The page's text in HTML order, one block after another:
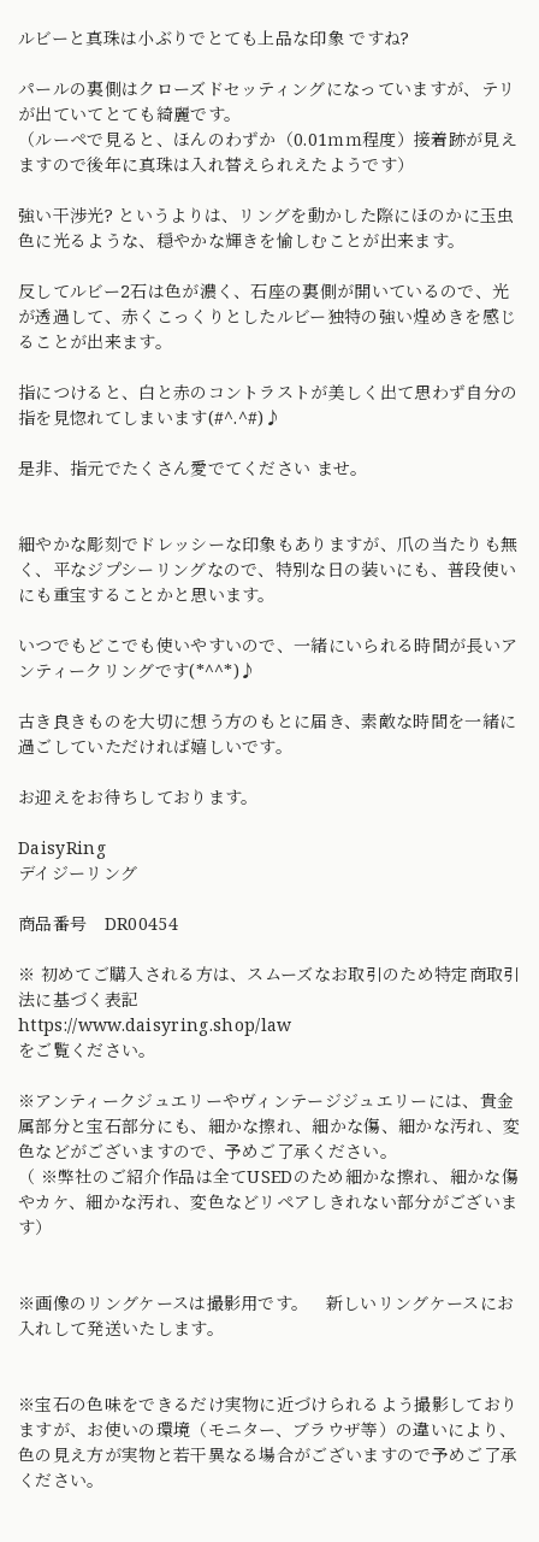
ルビーと真珠は小ぶりでとても上品な印象 ですね?
パールの裏側はクローズドセッティングになっていますが、テリ
が出ていてとても綺麗です。
（ルーペで見ると、ほんのわずか（0.01ｍｍ程度）接着跡が見え
ますので後年に真珠は入れ替えられえたようです）
強い干渉光? というよりは、リングを動かした際にほのかに玉虫
色に光るような、穏やかな輝きを愉しむことが出来ます。
反してルビー2石は色が濃く、石座の裏側が開いているので、光
が透過して、赤くこっくりとしたルビー独特の強い煌めきを感じ
ることが出来ます。
指につけると、白と赤のコントラストが美しく出て思わず自分の
指を見惚れてしまいます(#^.^#)♪
是非、指元でたくさん愛でてください ませ。
細やかな彫刻でドレッシーな印象もありますが、爪の当たりも無
く、平なジプシーリングなので、特別な日の装いにも、普段使い
にも重宝することかと思います。
いつでもどこでも使いやすいので、一緒にいられる時間が長いア
ンティークリングです(*^^*)♪
古き良きものを大切に想う方のもとに届き、素敵な時間を一緒に
過ごしていただければ嬉しいです。
お迎えをお待ちしております。
DaisyRing
デイジーリング
商品番号 DR00454
※ 初めてご購入される方は、スムーズなお取引のため特定商取引
法に基づく表記
https://www.daisyring.shop/law
をご覧ください。
※アンティークジュエリーやヴィンテージジュエリーには、貴金
属部分と宝石部分にも、細かな擦れ、細かな傷、細かな汚れ、変
色などがございますので、予めご了承ください。
（ ※弊社のご紹介作品は全てUSEDのため細かな擦れ、細かな傷
やカケ、細かな汚れ、変色などリペアしきれない部分がございま
す）
※画像のリングケースは撮影用です。 新しいリングケースにお
入れして発送いたします。
※宝石の色味をできるだけ実物に近づけられるよう撮影しており
ますが、お使いの環境（モニター、ブラウザ等）の違いにより、
色の見え方が実物と若干異なる場合がございますので予めご了承
ください。